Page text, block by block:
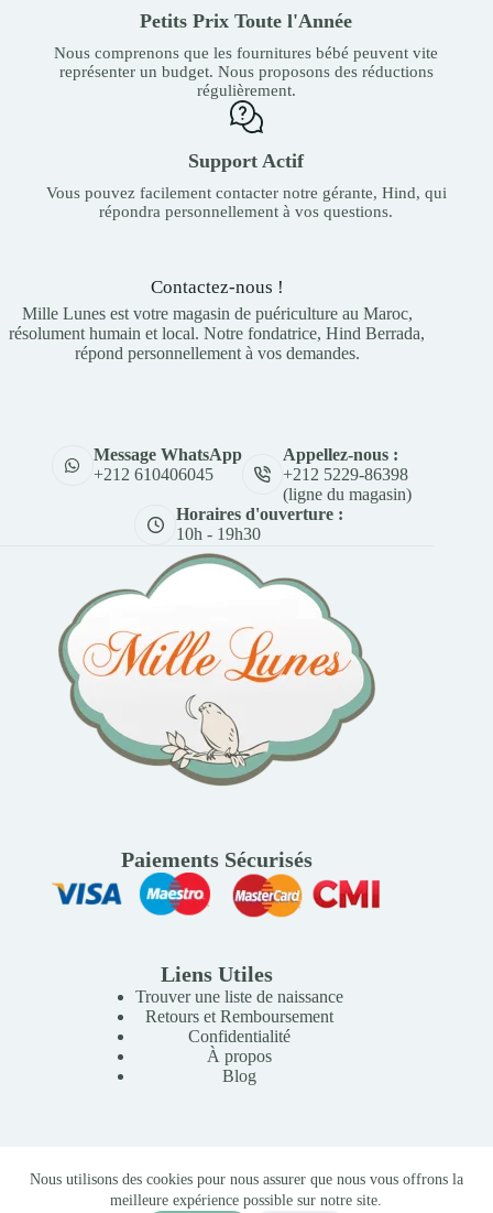
Nous utilisons des cookies pour nous assurer que nous vous offrons la
meilleure expérience possible sur notre site.
Petits Prix Toute l'Année
Nous comprenons que les fournitures bébé peuvent vite
représenter un budget. Nous proposons des réductions
régulièrement.
Support Actif
Vous pouvez facilement contacter notre gérante, Hind, qui
répondra personnellement à vos questions.
Contactez-nous !
Mille Lunes est votre magasin de puériculture au Maroc,
résolument humain et local. Notre fondatrice, Hind Berrada,
répond personnellement à vos demandes.
Message WhatsApp
+212 610406045
Appellez-nous :
+212 5229-86398
(ligne du magasin)
Horaires d'ouverture :
10h - 19h30
Paiements Sécurisés
Liens Utiles
Trouver une liste de naissance
Retours et Remboursement
Confidentialité
À propos
Blog
Copyright © 2026 Mille Lunes - Création du site :
Baptiste
-Conditions Générales de Vente